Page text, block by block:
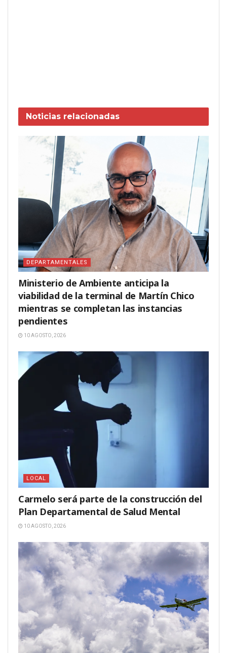
Noticias relacionadas
DEPARTAMENTALES
Ministerio de Ambiente anticipa la
viabilidad de la terminal de Martín Chico
mientras se completan las instancias
pendientes
10 AGOSTO, 2026
LOCAL
Carmelo será parte de la construcción del
Plan Departamental de Salud Mental
10 AGOSTO, 2026